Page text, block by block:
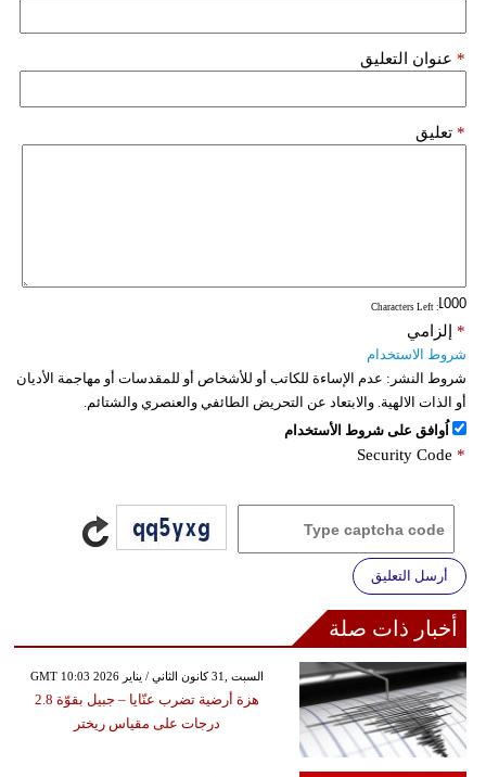
عنوان التعليق *
تعليق *
: Characters Left
إلزامي *
شروط الاستخدام
شروط النشر: عدم الإساءة للكاتب أو للأشخاص أو للمقدسات أو مهاجمة الأديان
أو الذات الالهية. والابتعاد عن التحريض الطائفي والعنصري والشتائم.
اُوافق على شروط الأستخدام
Security Code *
أرسل التعليق
أخبار ذات صلة
GMT 10:03 2026 السبت ,31 كانون الثاني / يناير
هزة أرضية تضرب عنّايا – جبيل بقوّة 2.8
درجات على مقياس ريختر